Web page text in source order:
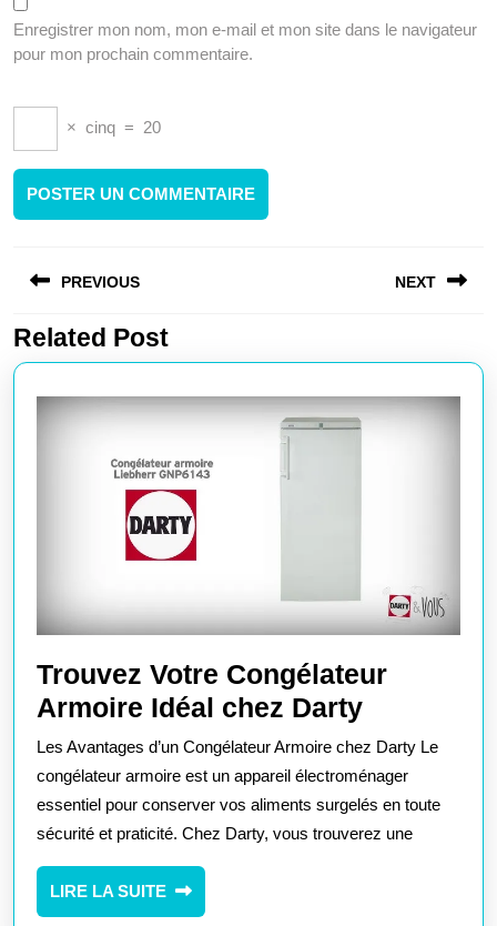
Enregistrer mon nom, mon e-mail et mon site dans le navigateur
pour mon prochain commentaire.
× cinq = 20
de
l’article
PREVIOUS
Article
précédent
NEXT
suivant
:
Related Post
Trouvez Votre Congélateur
Armoire Idéal chez DartyTrouvez
Votre
Armoire
Idéal
Les Avantages d’un Congélateur Armoire chez Darty Le
congélateur armoire est un appareil électroménager
essentiel pour conserver vos aliments surgelés en toute
sécurité et praticité. Chez Darty, vous trouverez une
LIRE LA SUITE
LIRE
LA